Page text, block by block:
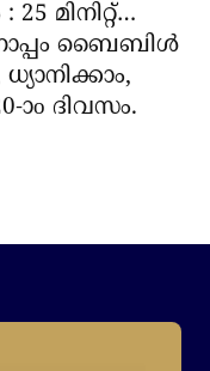
25 മിനിറ്റ്…
ബൈബിൾ
ാo ദിവസം.